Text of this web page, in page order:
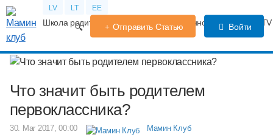
LV LT EE
Школа родителей Календарь беременности Форум
Отправить Статью Войти
Что значит быть родителем
первоклассника?
30. Mar 2017, 00:00 Мамин Клуб